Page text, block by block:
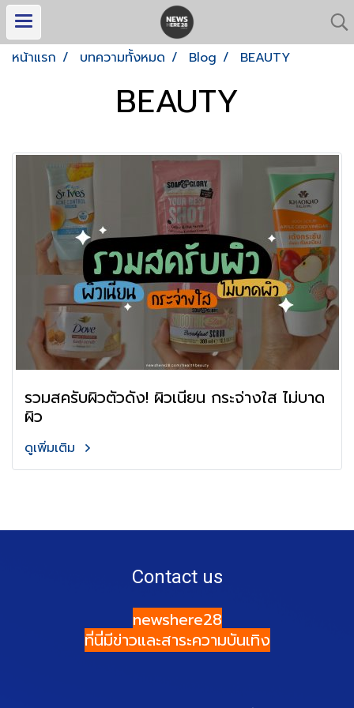
หน้าแรก บทความทั้งหมด Blog BEAUTY
BEAUTY
รวมสครับผิวตัวดัง! ผิวเนียน กระจ่างใส ไม่บาด
ผิว
ดูเพิ่มเติม
Contact us
newshere28
ที่นี่มีข่าวและสาระความบันเทิง